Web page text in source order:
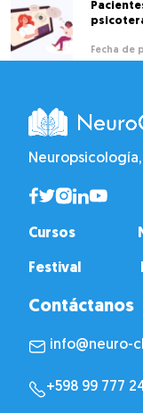
Cursos
Festival
Contáctanos
info@neuro-
+598 99 777